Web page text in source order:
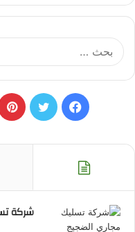
فيسبوكتويتر
شركة